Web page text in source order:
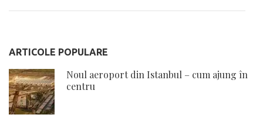
ARTICOLE POPULARE
Noul aeroport din Istanbul – cum ajung în
centru